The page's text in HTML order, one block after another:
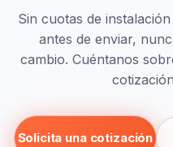
Sin cuotas de
antes de enviar,
cambio. Cuéntanos
Solicita una cotización